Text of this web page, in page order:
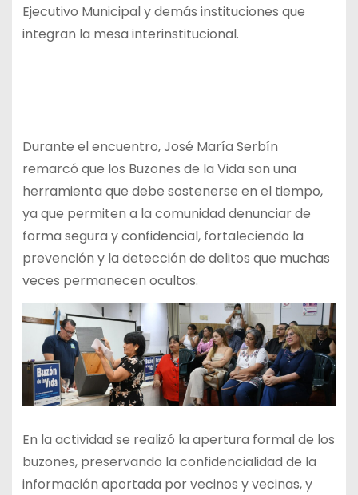
Ejecutivo Municipal y demás instituciones que
integran la mesa interinstitucional.
Durante el encuentro, José María Serbín
remarcó que los Buzones de la Vida son una
herramienta que debe sostenerse en el tiempo,
ya que permiten a la comunidad denunciar de
forma segura y confidencial, fortaleciendo la
prevención y la detección de delitos que muchas
veces permanecen ocultos.
En la actividad se realizó la apertura formal de los
buzones, preservando la confidencialidad de la
información aportada por vecinos y vecinas, y